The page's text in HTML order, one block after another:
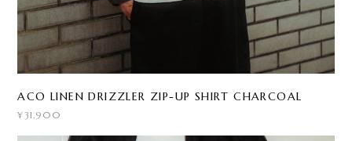
ACO LINEN DRIZZLER ZIP-UP SHIRT CHARCOAL
¥31,900